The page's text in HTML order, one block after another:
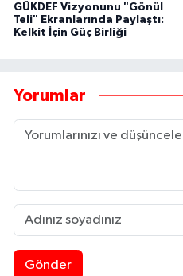
GÜKDEF Vizyonunu "Gönül
Teli" Ekranlarında Paylaştı:
Kelkit İçin Güç Birliği
Yorumlar
Gönder